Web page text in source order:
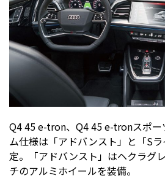
Q4 45 e-tron、Q4 45 e-tronスポー
ム仕様は「アドバンスト」と「S
定。「アドバンスト」はヘクラグ
チのアルミホイールを装備。